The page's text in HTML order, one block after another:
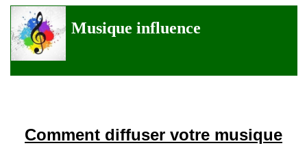
Musique influence
Comment diffuser votre musique